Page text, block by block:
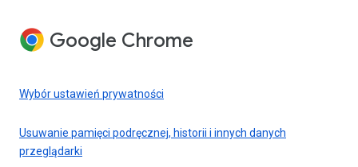
Google Chrome
Wybór ustawień prywatności
Usuwanie pamięci podręcznej, historii i innych danych
przeglądarki